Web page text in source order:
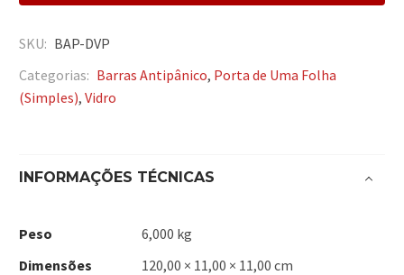
SKU: BAP-DVP
Categorias: Barras Antipânico, Porta de Uma Folha
(Simples), Vidro
INFORMAÇÕES TÉCNICAS
Peso
6,000 kg
Dimensões
120,00 × 11,00 × 11,00 cm